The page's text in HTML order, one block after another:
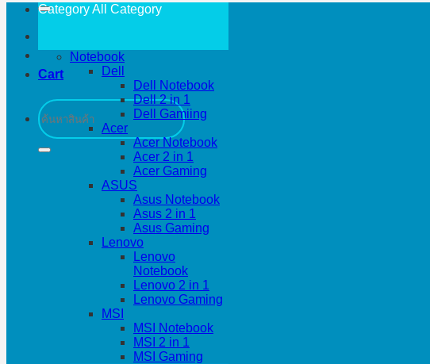
Cart
Search
for:
Category All Category
Notebook
Dell
Dell Notebook
Dell 2 in 1
Dell Gamiing
Acer
Acer Notebook
Acer 2 in 1
Acer Gaming
ASUS
Asus Notebook
Asus 2 in 1
Asus Gaming
Lenovo
Lenovo
Notebook
Lenovo 2 in 1
Lenovo Gaming
MSI
MSI Notebook
MSI 2 in 1
MSI Gaming